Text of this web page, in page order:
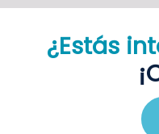
¿Estás